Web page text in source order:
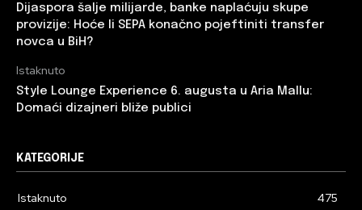
Dijaspora šalje milijarde, banke naplaćuju skupe
provizije: Hoće li SEPA konačno pojeftiniti transfer
novca u BiH?
Istaknuto
Style Lounge Experience 6. augusta u Aria Mallu:
Domaći dizajneri bliže publici
KATEGORIJE
Istaknuto
475